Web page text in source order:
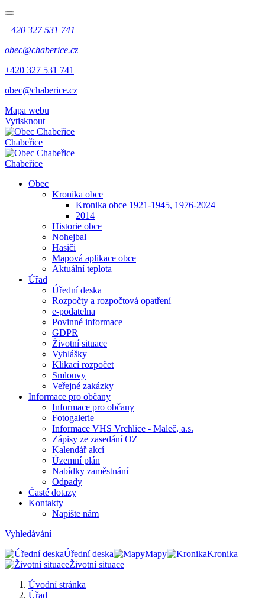
+420 327 531 741
obec@chaberice.cz
+420 327 531 741
obec@chaberice.cz
Mapa webu
Vytisknout
Chabeřice
Chabeřice
Obec
Kronika obce
Kronika obce 1921-1945, 1976-2024
2014
Historie obce
Nohejbal
Hasiči
Mapová aplikace obce
Aktuální teplota
Úřad
Úřední deska
Rozpočty a rozpočtová opatření
e-podatelna
Povinné informace
GDPR
Životní situace
Vyhlášky
Klikací rozpočet
Smlouvy
Veřejné zakázky
Informace pro občany
Informace pro občany
Fotogalerie
Informace VHS Vrchlice - Maleč, a.s.
Zápisy ze zasedání OZ
Kalendář akcí
Územní plán
Nabídky zaměstnání
Odpady
Časté dotazy
Kontakty
Napište nám
Vyhledávání
Úřední deska
Mapy
Kronika
Životní situace
Úvodní stránka
Úřad